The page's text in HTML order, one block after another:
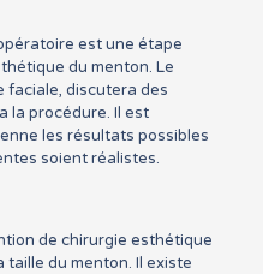
est une étape
du menton. Le
faciale, discutera des
la procédure. Il est
les résultats possibles
soient réalistes.
de chirurgie esthétique
taille du menton. Il existe